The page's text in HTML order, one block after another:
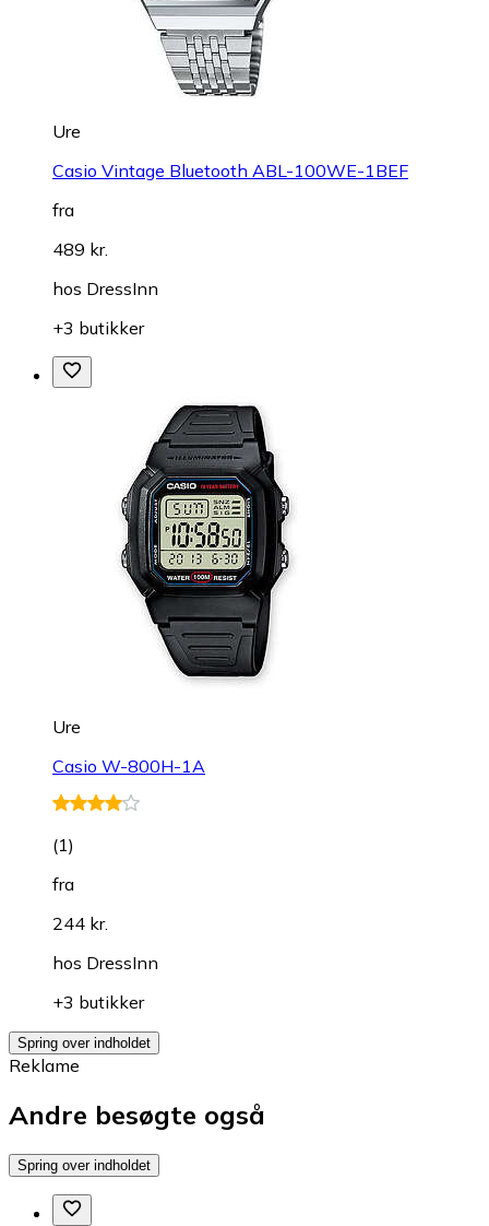
Ure
Casio Vintage Bluetooth ABL-100WE-1BEF
fra
489 kr.
hos DressInn
+3 butikker
Ure
Casio W-800H-1A
(1)
fra
244 kr.
hos DressInn
+3 butikker
Spring over indholdet
Reklame
Andre besøgte også
Spring over indholdet